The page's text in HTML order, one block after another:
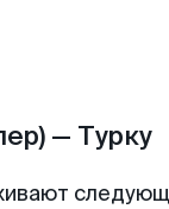
— Турку